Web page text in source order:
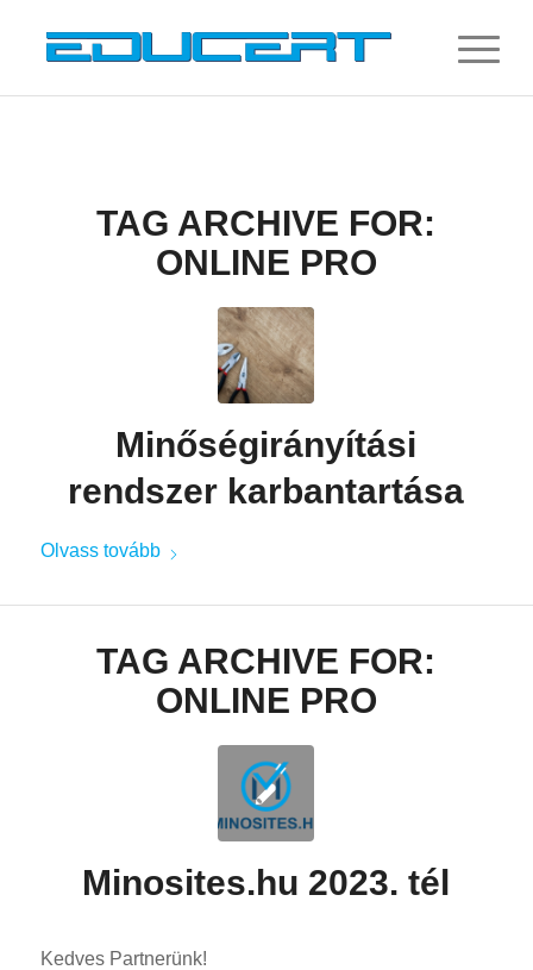
TAG ARCHIVE FOR:
ONLINE PRO
Minőségirányítási
rendszer karbantartása
Olvass tovább
TAG ARCHIVE FOR:
ONLINE PRO
Minosites.hu 2023. tél
Kedves Partnerünk!